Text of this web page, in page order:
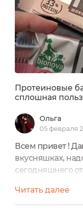
Протеиновые
сплошная
Ольга
05 февраля
Всем привет !
вкусняшках,
сегодняшнего
ирис
брауниВсе
Читать далее